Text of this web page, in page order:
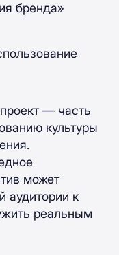
бренда»
— часть
культуры
может
аудитории к
реальным